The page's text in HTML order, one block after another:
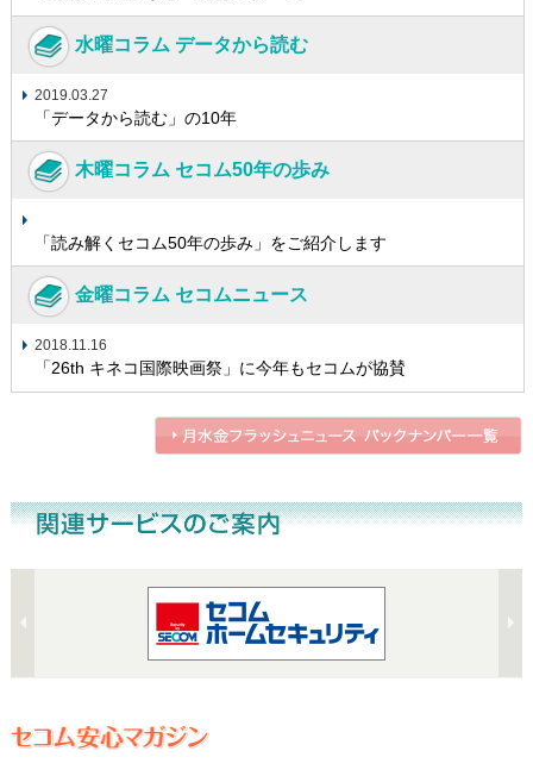
水曜コラム データから読む
2019.03.27
「データから読む」の10年
木曜コラム セコム50年の歩み
「読み解くセコム50年の歩み」をご紹介します
金曜コラム セコムニュース
2018.11.16
「26th キネコ国際映画祭」に今年もセコムが協賛